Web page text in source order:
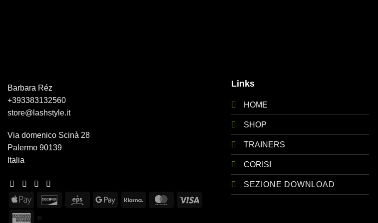
Barbara Réz
+393383132560
store@lashstyle.it
Via domenico Scinà 28
Palermo 90139
Italia
Apple
Discover Eps
Google
Klarna MasterCard
Links
HOME
SHOP
TRAINERS
CORISI
SEZIONE DOWNLOAD